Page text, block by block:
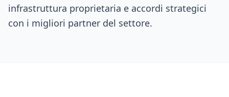
infrastruttura proprietaria e accordi strategici
con i migliori partner del settore.